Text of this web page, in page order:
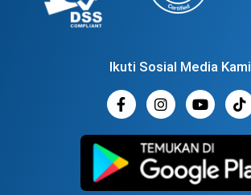
Ikuti Sosial Media Kami